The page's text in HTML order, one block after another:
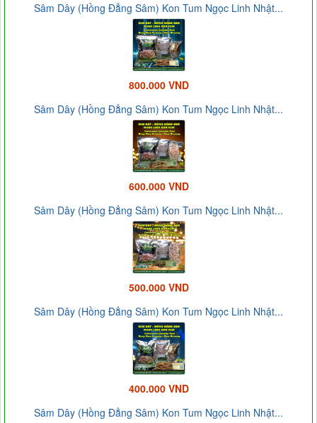
Sâm Dây (Hồng Đẳng Sâm) Kon Tum Ngọc Linh Nhật...
800.000 VND
Sâm Dây (Hồng Đẳng Sâm) Kon Tum Ngọc Linh Nhật...
600.000 VND
Sâm Dây (Hồng Đẳng Sâm) Kon Tum Ngọc Linh Nhật...
500.000 VND
Sâm Dây (Hồng Đẳng Sâm) Kon Tum Ngọc Linh Nhật...
400.000 VND
Sâm Dây (Hồng Đẳng Sâm) Kon Tum Ngọc Linh Nhật...